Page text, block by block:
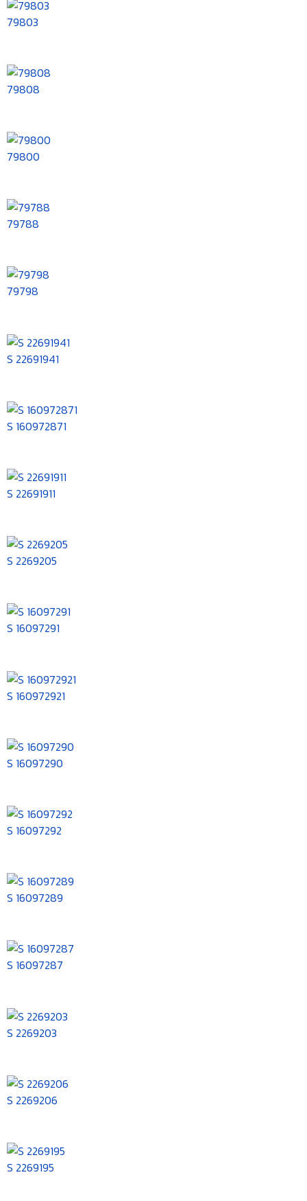
79803
79808
79800
79788
79798
S 22691941
S 160972871
S 22691911
S 2269205
S 16097291
S 160972921
S 16097290
S 16097292
S 16097289
S 16097287
S 2269203
S 2269206
S 2269195